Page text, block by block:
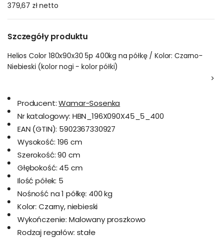
379,67 złnetto
Szczegóły produktu
Helios Color 180x90x30 5p 400kg na półkę / Kolor: Czarno-
Niebieski (kolor nogi - kolor półki)
>
Producent: Wamar-Sosenka
Nr katalogowy: HBN_196X090X45_5_400
EAN (GTIN): 5902367330927
Wysokość: 196 cm
Szerokość: 90 cm
Głębokość: 45 cm
Ilość półek: 5
Nośność na 1 półkę: 400 kg
Kolor: Czarny, niebieski
Wykończenie: Malowany proszkowo
Rodzaj regałów: stałe